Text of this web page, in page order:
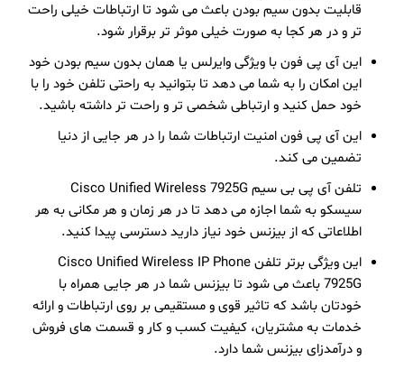
قابلیت بدون سیم بودن باعث می شود تا ارتباطات خیلی راحت
تر و در هر کجا به صورت خیلی موثر تر برقرار شود.
این آی پی فون با ویژگی وایرلس یا همان بدون سیم بودن خود
این امکان را به شما می دهد تا بتوانید به راحتی تلفن خود را با
خود حمل کنید و ارتباطی شخصی تر و راحت تر داشته باشید.
این آی پی فون امنیت ارتباطات شما را در هر جایی از دنیا
تضمین می کند.
تلفن آی پی بی سیم Cisco Unified Wireless 7925G
سیسکو به شما اجازه می دهد تا در هر زمان و هر مکانی به هر
اطلاعاتی که از بیزنس خود نیاز دارید دسترسی پیدا کنید.
این ویژگی برتر تلفن Cisco Unified Wireless IP Phone
7925G باعث می شود تا بیزنس شما در هر جایی همراه با
خودتان باشد که تاثیر قوی و مستقیمی بر روی ارتباطات و ارائه
خدمات به مشتریان، کیفیت کسب و کار و قسمت های فروش
و درآمدزای بیزنس شما دارد.